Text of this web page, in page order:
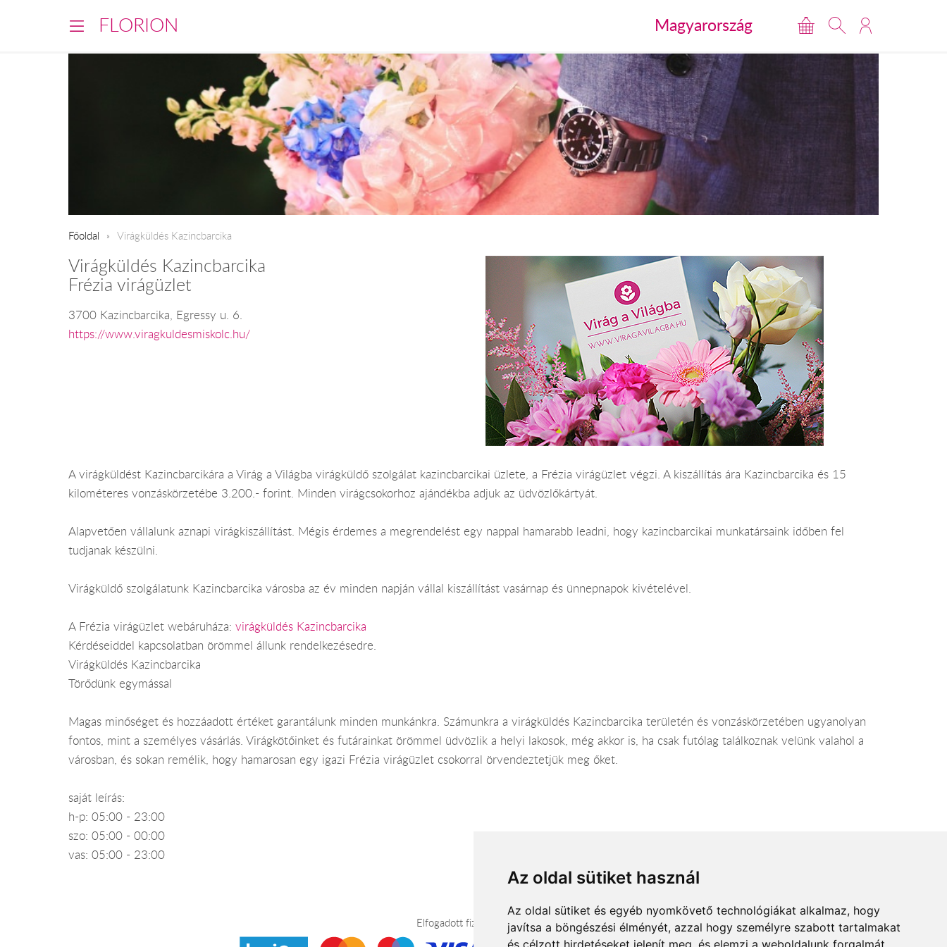
Az oldal sütiket használ
Az oldal sütiket és egyéb nyomkövető technológiákat alkalmaz, hogy
javítsa a böngészési élményét, azzal hogy személyre szabott tartalmakat
és célzott hirdetéseket jelenít meg, és elemzi a weboldalunk forgalmát,
FLORION Magyarország
Főoldal Virágküldés Kazincbarcika
Virágküldés Kazincbarcika
Frézia virágüzlet
3700 Kazincbarcika, Egressy u. 6.
https://www.viragkuldesmiskolc.hu/
A virágküldést Kazincbarcikára a Virág a Világba virágküldő szolgálat kazincbarcikai üzlete, a Frézia virágüzlet végzi. A kiszállítás ára Kazincbarcika és 15
kilométeres vonzáskörzetébe 3.200.- forint. Minden virágcsokorhoz ajándékba adjuk az üdvözlőkártyát.
Alapvetően vállalunk aznapi virágkiszállítást. Mégis érdemes a megrendelést egy nappal hamarabb leadni, hogy kazincbarcikai munkatársaink időben fel
tudjanak készülni.
Virágküldő szolgálatunk Kazincbarcika városba az év minden napján vállal kiszállítást vasárnap és ünnepnapok kivételével.
A Frézia virágüzlet webáruháza: virágküldés Kazincbarcika
Kérdéseiddel kapcsolatban örömmel állunk rendelkezésedre.
Virágküldés Kazincbarcika
Törődünk egymással
Magas minőséget és hozzáadott értéket garantálunk minden munkánkra. Számunkra a virágküldés Kazincbarcika területén és vonzáskörzetében ugyanolyan
fontos, mint a személyes vásárlás. Virágkötőinket és futárainkat örömmel üdvözlik a helyi lakosok, még akkor is, ha csak futólag találkoznak velünk valahol a
városban, és sokan remélik, hogy hamarosan egy igazi Frézia virágüzlet csokorral örvendeztetjük meg őket.
saját leírás:
h-p: 05:00 - 23:00
szo: 05:00 - 00:00
vas: 05:00 - 23:00
Elfogadott fizetési módok